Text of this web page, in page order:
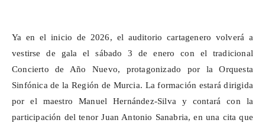
Ya en el inicio de 2026, el auditorio cartagenero volverá a
vestirse de gala el sábado 3 de enero con el tradicional
Concierto de Año Nuevo, protagonizado por la Orquesta
Sinfónica de la Región de Murcia. La formación estará dirigida
por el maestro Manuel Hernández-Silva y contará con la
participación del tenor Juan Antonio Sanabria, en una cita que